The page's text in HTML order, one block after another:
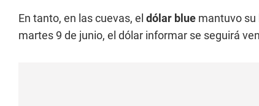
En tanto, en las cuevas, el dólar blue mantuvo su
martes 9 de junio, el dólar informar se seguirá